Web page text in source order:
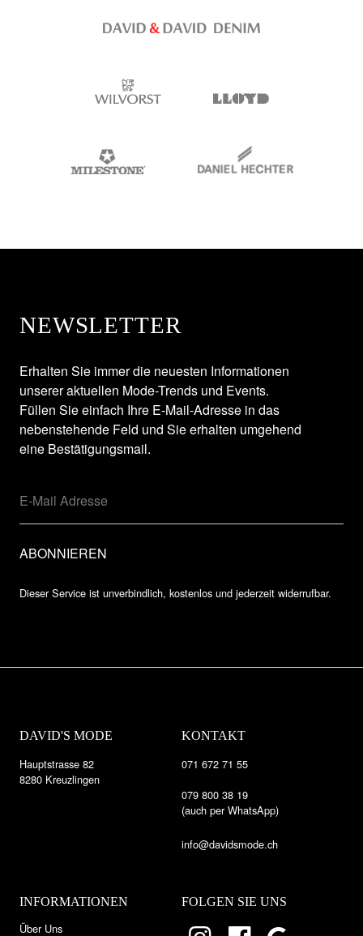
NEWSLETTER
Erhalten Sie immer die neuesten Informationen
unserer aktuellen Mode-Trends und Events.
Füllen Sie einfach Ihre E-Mail-Adresse in das
nebenstehende Feld und Sie erhalten umgehend
eine Bestätigungsmail.
Dieser Service ist unverbindlich, kostenlos und jederzeit widerrufbar.
DAVID'S MODE
Hauptstrasse 82
8280 Kreuzlingen
KONTAKT
071 672 71 55
079 800 38 19
(auch per WhatsApp)
info@davidsmode.ch
INFORMATIONEN
Über Uns
FOLGEN SIE UNS